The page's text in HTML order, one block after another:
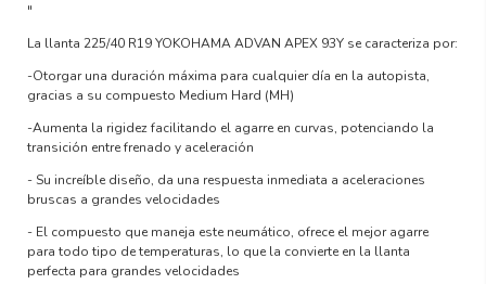
"
La llanta225/40 R19 YOKOHAMA ADVAN APEX 93Y se caracteriza por:
-Otorgar una duración máxima para cualquier día en la autopista,
gracias a su compuesto Medium Hard (MH)
-Aumenta la rigidez facilitando el agarre en curvas, potenciando la
transición entre frenado y aceleración
- Su increíble diseño, da una respuesta inmediata a aceleraciones
bruscas a grandes velocidades
- El compuesto que maneja este neumático, ofrece el mejor agarre
para todo tipo de temperaturas, lo que la convierte en la llanta
perfecta para grandes velocidades